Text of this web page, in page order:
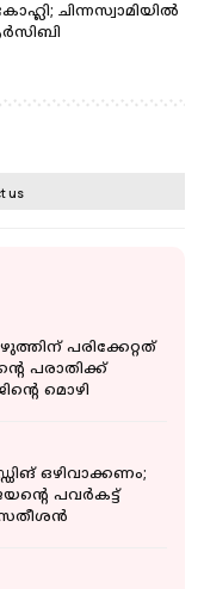
ചിന്നസ്വാമിയില്‍
us
പരിക്കേറ്റത്
പരാതിക്ക്
മൊഴി
ഒഴിവാക്കണം;
പവര്‍കട്ട്
സതീശൻ